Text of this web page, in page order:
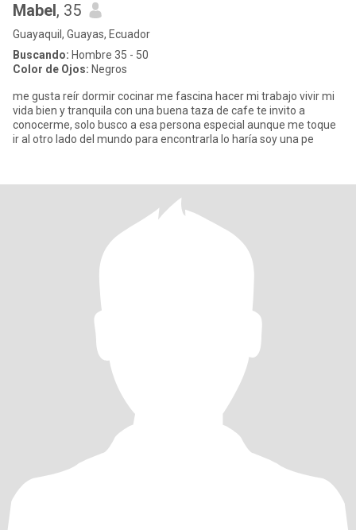
Mabel, 35
Guayaquil, Guayas, Ecuador
Buscando: Hombre 35 - 50
Color de Ojos: Negros
me gusta reír dormir cocinar me fascina hacer mi trabajo vivir mi
vida bien y tranquila con una buena taza de cafe te invito a
conocerme, solo busco a esa persona especial aunque me toque
ir al otro lado del mundo para encontrarla lo haría soy una pe